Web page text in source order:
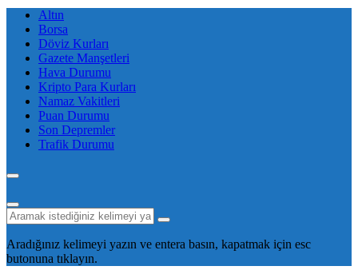
Altın
Borsa
Döviz Kurları
Gazete Manşetleri
Hava Durumu
Kripto Para Kurları
Namaz Vakitleri
Puan Durumu
Son Depremler
Trafik Durumu
Aradığınız kelimeyi yazın ve entera basın, kapatmak için esc
butonuna tıklayın.